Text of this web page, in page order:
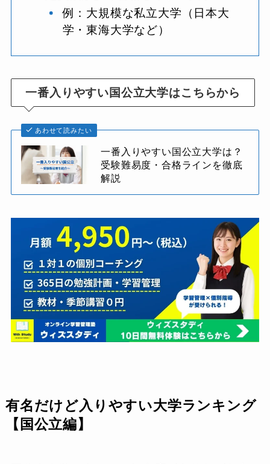
例：大規模な私立大学（日本大
学・東海大学など）
一番入りやすい国公立大学はこちらから
あわせて読みたい
一番入りやすい国公立大学は？
受験難易度・合格ラインを徹底
解説
有名だけど入りやすい大学ランキング
【国公立編】